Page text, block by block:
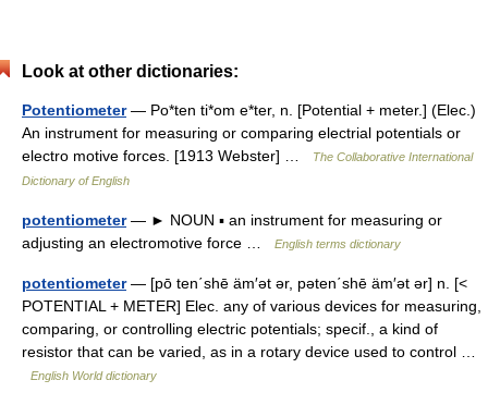
Look at other dictionaries:
Potentiometer— Po*ten ti*om e*ter, n. [Potential + meter.] (Elec.)
An instrument for measuring or comparing electrial potentials or
electro motive forces. [1913 Webster] …
The Collaborative International
Dictionary of English
potentiometer— ► NOUN ▪ an instrument for measuring or
adjusting an electromotive force …
English terms dictionary
potentiometer— [pō ten΄shē äm′ət ər, pəten΄shē äm′ət ər] n. [<
POTENTIAL + METER] Elec. any of various devices for measuring,
comparing, or controlling electric potentials; specif., a kind of
resistor that can be varied, as in a rotary device used to control …
English World dictionary